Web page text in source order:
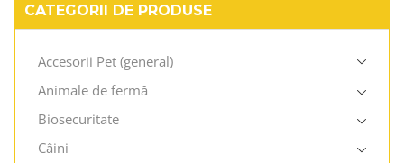
CATEGORII DE PRODUSE
Accesorii Pet (general)
Animale de fermă
Biosecuritate
Câini